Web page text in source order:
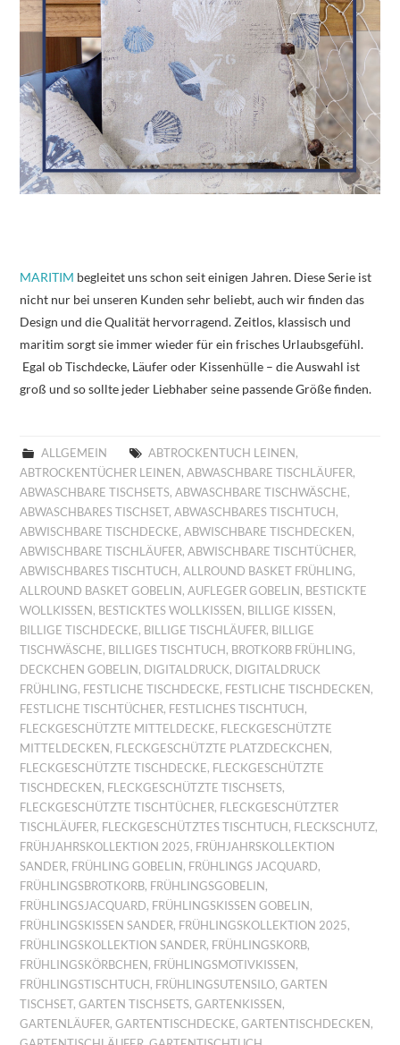
MARITIM begleitet uns schon seit einigen Jahren. Diese Serie ist
nicht nur bei unseren Kunden sehr beliebt, auch wir finden das
Design und die Qualität hervorragend. Zeitlos, klassisch und
maritim sorgt sie immer wieder für ein frisches Urlaubsgefühl.
Egal ob Tischdecke, Läufer oder Kissenhülle – die Auswahl ist
groß und so sollte jeder Liebhaber seine passende Größe finden.
ALLGEMEIN ABTROCKENTUCH LEINEN ,
ABTROCKENTÜCHER LEINEN ,ABWASCHBARE TISCHLÄUFER,
ABWASCHBARE TISCHSETS,ABWASCHBARE TISCHWÄSCHE,
ABWASCHBARES TISCHSET,ABWASCHBARES TISCHTUCH ,
ABWISCHBARE TISCHDECKE,ABWISCHBARE TISCHDECKEN ,
ABWISCHBARE TISCHLÄUFER,ABWISCHBARE TISCHTÜCHER,
ABWISCHBARES TISCHTUCH ,ALLROUND BASKET FRÜHLING,
ALLROUND BASKET GOBELIN ,AUFLEGER GOBELIN , BESTICKTE
WOLLKISSEN , BESTICKTES WOLLKISSEN , BILLIGE KISSEN ,
BILLIGE TISCHDECKE, BILLIGE TISCHLÄUFER, BILLIGE
TISCHWÄSCHE, BILLIGES TISCHTUCH , BROTKORB FRÜHLING,
DECKCHEN GOBELIN , DIGITALDRUCK, DIGITALDRUCK
FRÜHLING, FESTLICHE TISCHDECKE, FESTLICHE TISCHDECKEN ,
FESTLICHE TISCHTÜCHER, FESTLICHES TISCHTUCH ,
FLECKGESCHÜTZTE MITTELDECKE, FLECKGESCHÜTZTE
MITTELDECKEN , FLECKGESCHÜTZTE PLATZDECKCHEN ,
FLECKGESCHÜTZTE TISCHDECKE, FLECKGESCHÜTZTE
TISCHDECKEN , FLECKGESCHÜTZTE TISCHSETS,
FLECKGESCHÜTZTE TISCHTÜCHER, FLECKGESCHÜTZTER
TISCHLÄUFER, FLECKGESCHÜTZTES TISCHTUCH , FLECKSCHUTZ,
FRÜHJAHRSKOLLEKTION 2025, FRÜHJAHRSKOLLEKTION
SANDER, FRÜHLING GOBELIN , FRÜHLINGS JACQUARD,
FRÜHLINGSBROTKORB, FRÜHLINGSGOBELIN ,
FRÜHLINGSJACQUARD, FRÜHLINGSKISSEN GOBELIN ,
FRÜHLINGSKISSEN SANDER, FRÜHLINGSKOLLEKTION 2025,
FRÜHLINGSKOLLEKTION SANDER, FRÜHLINGSKORB,
FRÜHLINGSKÖRBCHEN , FRÜHLINGSMOTIVKISSEN ,
FRÜHLINGSTISCHTUCH , FRÜHLINGSUTENSILO,GARTEN
TISCHSET,GARTEN TISCHSETS,GARTENKISSEN ,
GARTENLÄUFER,GARTENTISCHDECKE,GARTENTISCHDECKEN ,